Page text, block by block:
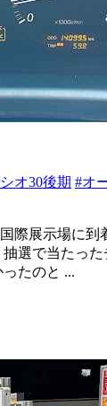
オ30後期 #オ
際展示場に到
選で当たっ
たのと ...